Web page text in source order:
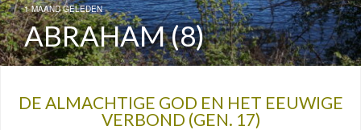
1 MAAND GELEDEN
ABRAHAM (8)
DE ALMACHTIGE GOD EN HET EEUWIGE
VERBOND (GEN. 17)